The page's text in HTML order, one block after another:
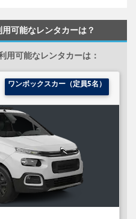
可能なレンタカーは？
用可能なレンタカーは：
ワンボックスカー（定員5名）